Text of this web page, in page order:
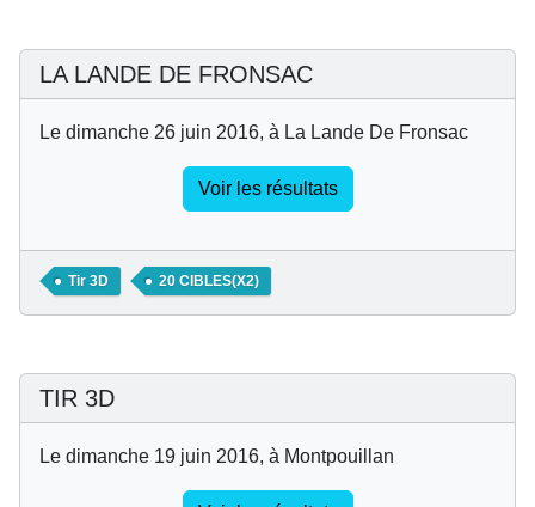
LA LANDE DE FRONSAC
Le dimanche 26 juin 2016, à La Lande De Fronsac
Voir les résultats
Tir 3D 20 CIBLES(X2)
TIR 3D
Le dimanche 19 juin 2016, à Montpouillan